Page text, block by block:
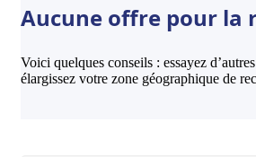
Aucune offre pour la
Voici quelques conseils : essayez
élargissez votre zone géographique de